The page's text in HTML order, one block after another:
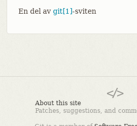
En del av git[1]-sviten
About this site
Patches, suggestions, and